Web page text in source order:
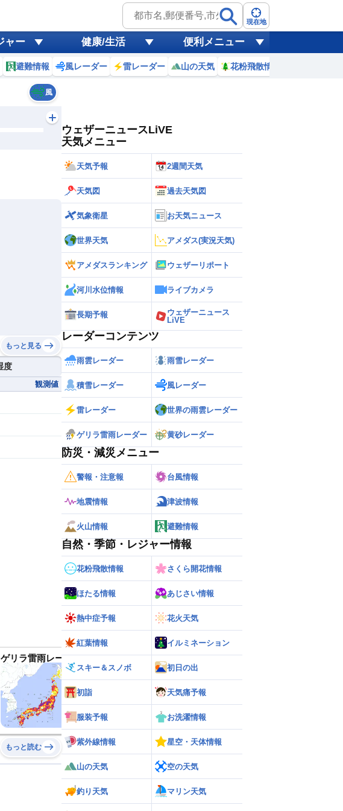
現在地
ャー 健康/生活 便利メニュー
避難情報 風レーダー 雷レーダー 山の天気 花粉飛散情報
風
風
黄砂
天気 台風
もっと見る
度
観測値
ゲリラ雷雨レーダー 世界の雨雲レーダー
もっと読む
ウェザーニュースLiVE
天気メニュー
天気予報 2週間天気
天気図 過去天気図
気象衛星 お天気ニュース
世界天気 アメダス(実況天気)
アメダスランキング ウェザーリポート
河川水位情報 ライブカメラ
長期予報
ウェザーニュース
LiVE
レーダーコンテンツ
雨雲レーダー 雨雪レーダー
積雪レーダー 風レーダー
雷レーダー 世界の雨雲レーダー
ゲリラ雷雨レーダー 黄砂レーダー
防災・減災メニュー
警報・注意報 台風情報
地震情報 津波情報
火山情報 避難情報
自然・季節・レジャー情報
花粉飛散情報 さくら開花情報
ほたる情報 あじさい情報
熱中症予報 花火天気
紅葉情報 イルミネーション
スキー＆スノボ 初日の出
初詣 天気痛予報
服装予報 お洗濯情報
紫外線情報 星空・天体情報
山の天気 空の天気
釣り天気 マリン天気